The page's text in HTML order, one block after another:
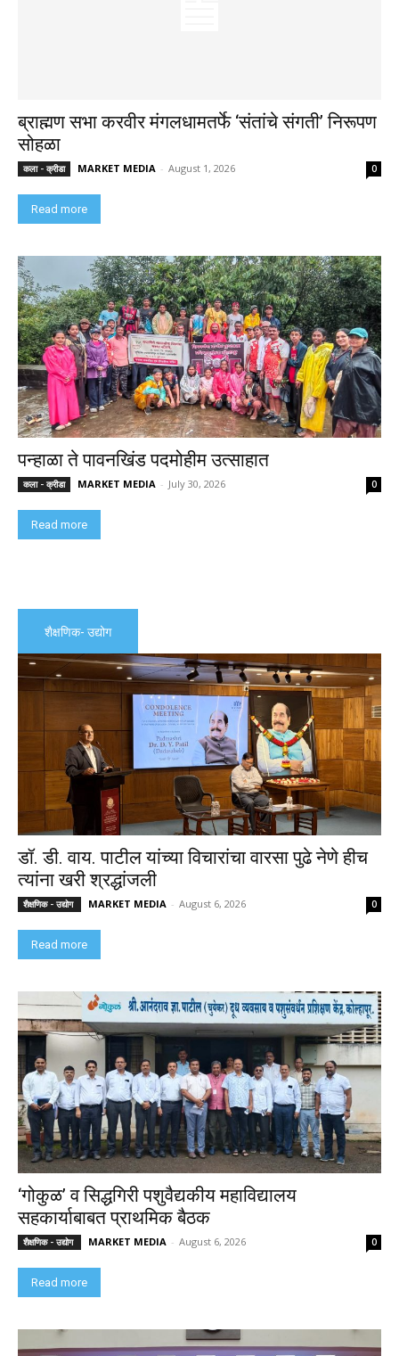
ब्राह्मण सभा करवीर मंगलधामतर्फे ‘संतांचे संगती’ निरूपण
सोहळा
कला - क्रीडा MARKET MEDIA - August 1, 2026 0
Read more
पन्हाळा ते पावनखिंड पदमोहीम उत्साहात
कला - क्रीडा MARKET MEDIA - July 30, 2026 0
Read more
शैक्षणिक- उद्योग
डॉ. डी. वाय. पाटील यांच्या विचारांचा वारसा पुढे नेणे हीच
त्यांना खरी श्रद्धांजली
शैक्षणिक - उद्योग MARKET MEDIA - August 6, 2026 0
Read more
‘गोकुळ’ व सिद्धगिरी पशुवैद्यकीय महाविद्यालय
सहकार्याबाबत प्राथमिक बैठक
शैक्षणिक - उद्योग MARKET MEDIA - August 6, 2026 0
Read more